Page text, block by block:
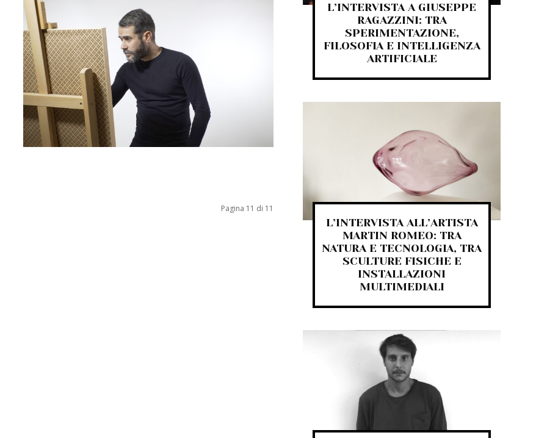
Pagina 11 di 11
L’INTERVISTA A GIUSEPPE
RAGAZZINI: TRA
SPERIMENTAZIONE,
FILOSOFIA E INTELLIGENZA
ARTIFICIALE
L’INTERVISTA ALL’ARTISTA
MARTIN ROMEO: TRA
NATURA E TECNOLOGIA, TRA
SCULTURE FISICHE E
INSTALLAZIONI
MULTIMEDIALI